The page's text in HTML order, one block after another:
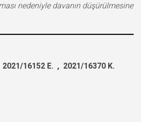
nedeniyle davanın düşürülmesine
16152 E. , 2021/16370 K.